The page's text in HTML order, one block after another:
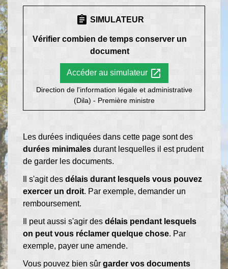
assignment SIMULATEUR
Vérifier combien de temps conserver un
document
Accéder au simulateur open_in_new
Direction de l'information légale et administrative
(Dila) - Première ministre
Les durées indiquées dans cette page sont des
durées minimales durant lesquelles il est prudent
de garder les documents.
Il s'agit des délais durant lesquels vous pouvez
exercer un droit. Par exemple, demander un
remboursement.
Il peut aussi s'agir des délais pendant lesquels
on peut vous réclamer quelque chose. Par
exemple, payer une amende.
Vous pouvez bien sûr garder vos documents